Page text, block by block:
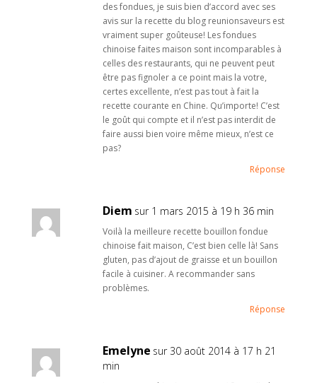
des fondues, je suis bien d’accord avec ses
avis sur la recette du blog reunionsaveurs est
vraiment super goûteuse! Les fondues
chinoise faites maison sont incomparables à
celles des restaurants, qui ne peuvent peut
être pas fignoler a ce point mais la votre,
certes excellente, n’est pas tout à fait la
recette courante en Chine. Qu’importe! C’est
le goût qui compte et il n’est pas interdit de
faire aussi bien voire même mieux, n’est ce
pas?
Réponse
Diem sur 1 mars 2015 à 19 h 36 min
Voilà la meilleure recette bouillon fondue
chinoise fait maison, C’est bien celle là! Sans
gluten, pas d’ajout de graisse et un bouillon
facile à cuisiner. A recommander sans
problèmes.
Réponse
Emelyne sur 30 août 2014 à 17 h 21
min